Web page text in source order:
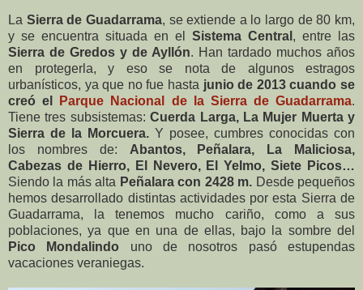
La Sierra de Guadarrama, se extiende a lo largo de 80 km,
y se encuentra situada en el Sistema Central , entre las
Sierra de Gredos y de Ayllón. Han tardado muchos años
en protegerla, y eso se nota de algunos estragos
urbanísticos, ya que no fue hasta junio de 2013 cuando se
creó el
Parque Nacional de la Sierra de Guadarrama.
Tiene tres subsistemas:Cuerda Larga, La Mujer Muerta y
Sierra de la Morcuera. Y posee, cumbres conocidas con
los nombres de: Abantos, Peñalara, La Maliciosa,
Cabezas de Hierro, El Nevero, El Yelmo, Siete Picos…
Siendo la más alta Peñalara con 2428 m. Desde pequeños
hemos desarrollado distintas actividades por esta Sierra de
Guadarrama, la tenemos mucho cariño, como a sus
poblaciones, ya que en una de ellas, bajo la sombre del
Pico Mondalindo uno de nosotros pasó estupendas
vacaciones veraniegas.